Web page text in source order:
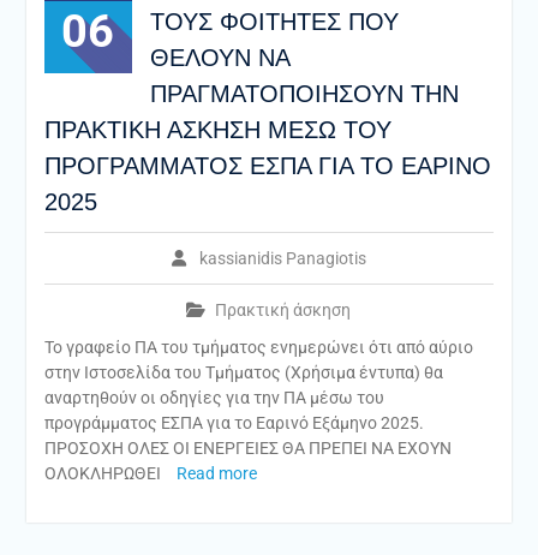
06
ΤΟΥΣ ΦΟΙΤΗΤΕΣ ΠΟΥ
ΘΕΛΟΥΝ ΝΑ
ΠΡΑΓΜΑΤΟΠΟΙΗΣΟΥΝ ΤΗΝ
ΠΡΑΚΤΙΚΗ ΑΣΚΗΣΗ ΜΕΣΩ ΤΟΥ
ΠΡΟΓΡΑΜΜΑΤΟΣ ΕΣΠΑ ΓΙΑ ΤΟ ΕΑΡΙΝΟ
2025
kassianidis Panagiotis
Πρακτική άσκηση
Το γραφείο ΠΑ του τμήματος ενημερώνει ότι από αύριο
στην Ιστοσελίδα του Τμήματος (Χρήσιμα έντυπα) θα
αναρτηθούν οι οδηγίες για την ΠΑ μέσω του
προγράμματος ΕΣΠΑ για το Εαρινό Εξάμηνο 2025.
ΠΡΟΣΟΧΗ ΟΛΕΣ ΟΙ ΕΝΕΡΓΕΙΕΣ ΘΑ ΠΡΕΠΕΙ ΝΑ ΕΧΟΥΝ
ΟΛΟΚΛΗΡΩΘΕΙ
Read more